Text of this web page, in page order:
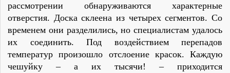
рассмотрении обнаруживаются характерные
отверстия. Доска склеена из четырех сегментов. Со
временем они разделились, но специалистам удалось
их соединить. Под воздействием перепадов
температур произошло отслоение красок. Каждую
чешуйку – а их тысячи! – приходится